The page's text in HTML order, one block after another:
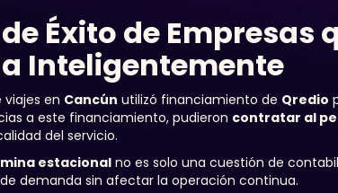
Éxito de Empresas
Inteligentemente
viajes en Cancún utilizó financiamiento de Qredio
a este financiamiento, pudieron contratar al
del servicio.
estacionalno es solo una cuestión de
demanda sin afectar la operación continua.